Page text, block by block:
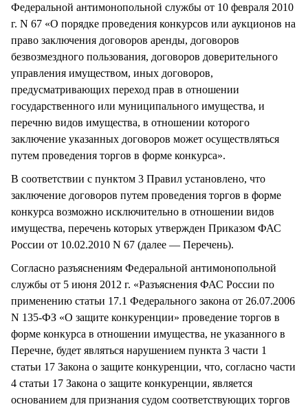
Федеральной антимонопольной службы от 10 февраля 2010
г. N 67 «О порядке проведения конкурсов или аукционов на
право заключения договоров аренды, договоров
безвозмездного пользования, договоров доверительного
управления имуществом, иных договоров,
предусматривающих переход прав в отношении
государственного или муниципального имущества, и
перечню видов имущества, в отношении которого
заключение указанных договоров может осуществляться
путем проведения торгов в форме конкурса».
В соответствии с пунктом 3 Правил установлено, что
заключение договоров путем проведения торгов в форме
конкурса возможно исключительно в отношении видов
имущества, перечень которых утвержден Приказом ФАС
России от 10.02.2010 N 67 (далее — Перечень).
Согласно разъяснениям Федеральной антимонопольной
службы от 5 июня 2012 г. «Разъяснения ФАС России по
применению статьи 17.1 Федерального закона от 26.07.2006
N 135-ФЗ «О защите конкуренции» проведение торгов в
форме конкурса в отношении имущества, не указанного в
Перечне, будет являться нарушением пункта 3 части 1
статьи 17 Закона о защите конкуренции, что, согласно части
4 статьи 17 Закона о защите конкуренции, является
основанием для признания судом соответствующих торгов